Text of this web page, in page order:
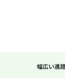
幅広い進